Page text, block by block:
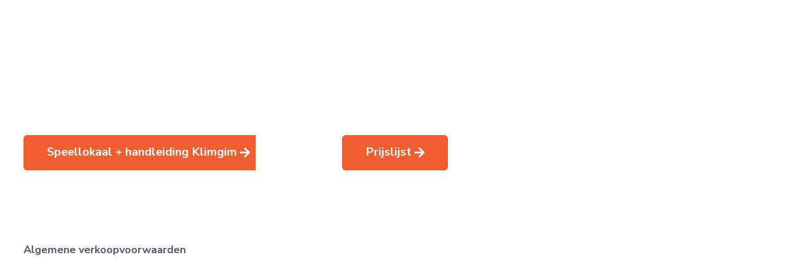
Speellokaal + handleiding Klimgim Prijslijst
Algemene verkoopvoorwaarden